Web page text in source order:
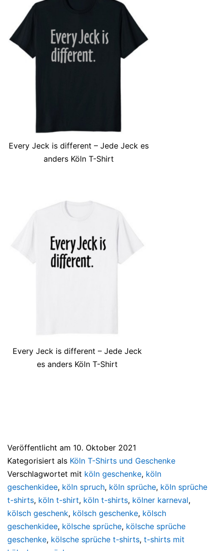
Every Jeck is different – Jede Jeck es
anders Köln T-Shirt
Every Jeck is different – Jede Jeck
es anders Köln T-Shirt
Veröffentlicht am 10. Oktober 2021
Kategorisiert als Köln T-Shirts und Geschenke
Verschlagwortet mit köln geschenke, köln
geschenkidee, köln spruch, köln sprüche, köln sprüche
t-shirts, köln t-shirt, köln t-shirts, kölner karneval,
kölsch geschenk, kölsch geschenke, kölsch
geschenkidee, kölsche sprüche, kölsche sprüche
geschenke, kölsche sprüche t-shirts, t-shirts mit